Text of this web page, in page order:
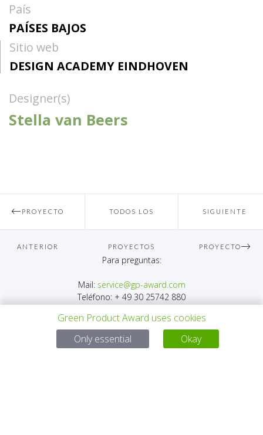
País
PAÍSES BAJOS
Sitio web
DESIGN ACADEMY EINDHOVEN
Designer(s)
Stella van Beers
PROYECTO
ANTERIOR
TODOS LOS
PROYECTOS
SIGUIENTE
PROYECTO
Para preguntas:
Mail: service@gp-award.com
Teléfono: + 49 30 25742 880
Green Product Award uses cookies
Only essential
Okay